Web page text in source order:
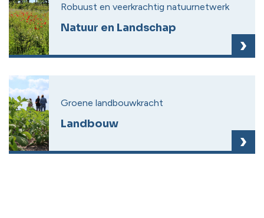
Robuust en veerkrachtig natuurnetwerk
Natuur en Landschap
Groene landbouwkracht
Landbouw